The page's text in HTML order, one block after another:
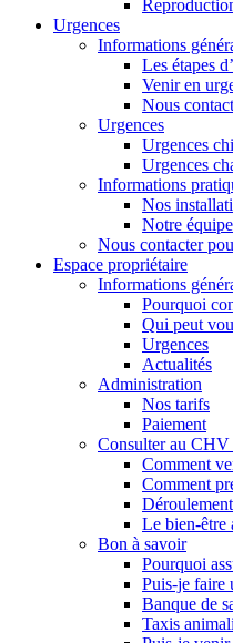
Urgences
Informations
Les étapes
Venir en
Nous
Urgences
Urgences
Urgences
Informations
Nos
Notre
Nous contacter
Espace propriétaire
Informations
Pourquoi
Qui peut
Urgences
Actualités
Administration
Nos tarifs
Paiement
Consulter au CHV
Comment
Comment
Le bien-être
Bon à savoir
Pourquoi
Puis-je faire
Banque de
Taxis